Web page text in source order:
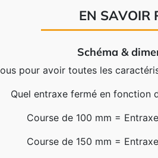
EN SAVOIR
Schéma &
pour avoir toutes les
Quel entraxe fermé en fonction
Course de 100 mm =
Course de 150 mm =